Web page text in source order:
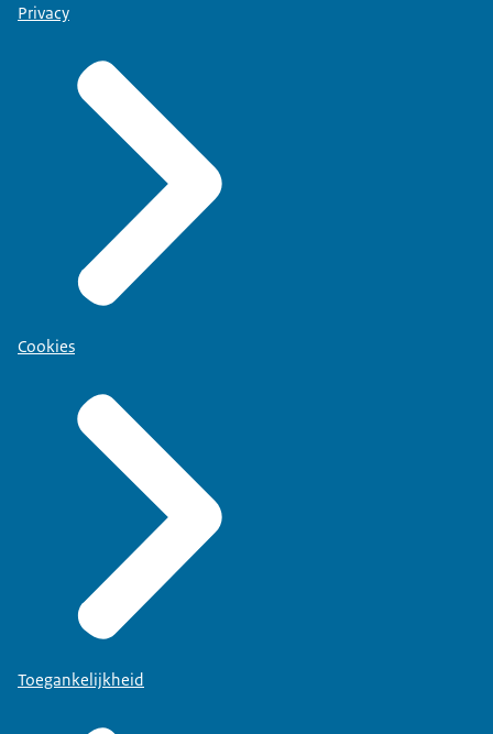
Privacy
Cookies
Toegankelijkheid